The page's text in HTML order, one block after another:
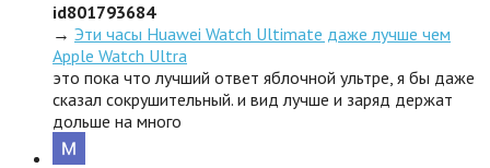
id801793684
→ Эти часы Huawei Watch Ultimate даже лучше чем
Apple Watch Ultra
это пока что лучший ответ яблочной ультре, я бы даже
сказал сокрушительный. и вид лучше и заряд держат
дольше на много